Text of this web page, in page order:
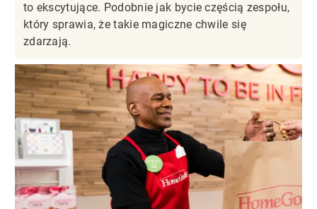
to ekscytujące. Podobnie jak bycie częścią zespołu,
który sprawia, że takie magiczne chwile się
zdarzają.